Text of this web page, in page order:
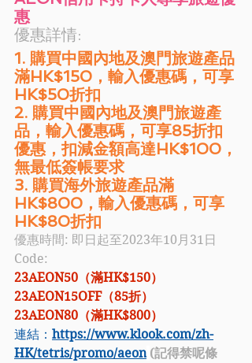
惠
優惠詳情:
1. 購買中國內地及澳門旅遊產品
滿HK$150，輸入優惠碼，可享
HK$50折扣
2. 購買中國內地及澳門旅遊產
品，輸入優惠碼，可享85折扣
優惠，扣減金額高達HK$100，
無最低簽帳要求
3. 購買海外旅遊產品滿
HK$800，輸入優惠碼，可享
HK$80折扣
優惠時間: 即日起至2023年10月31日
Code:
23AEON50（滿HK$150）
23AEON15OFF（85折）
23AEON80（滿HK$800）
連結： https://www.klook.com/zh-
HK/tetris/promo/aeon (記得禁呢條